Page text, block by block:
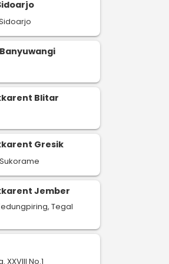
Blitar
Gresik
Jember
Tegal
No.1